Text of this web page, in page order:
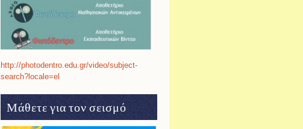
http://photodentro.edu.gr/video/subject-
search?locale=el
Μάθετε για τον σεισμό